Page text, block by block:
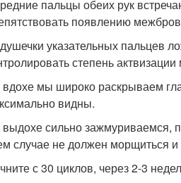
пальцы обеих рук
появлению
указательных пальцев
степень
мы широко раскрываем
видны.
сильно зажмуриваемся,
случае не должен морщиться
с 30 циклов, через 2-3